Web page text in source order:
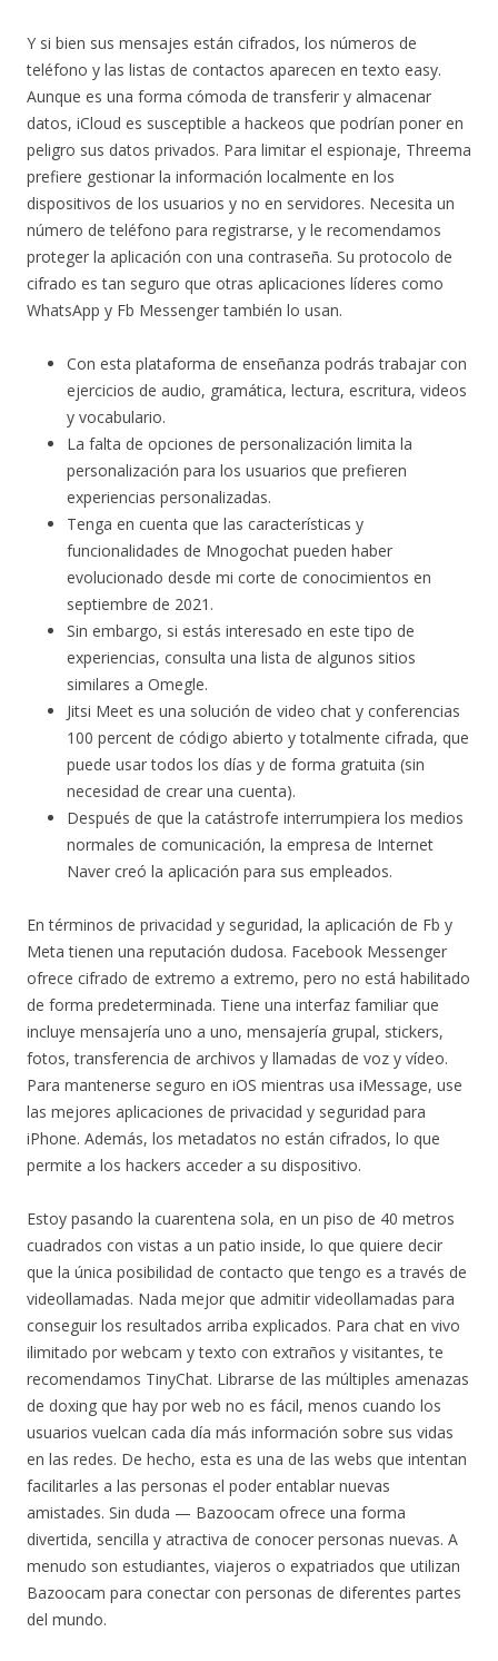
Y si bien sus mensajes están cifrados, los números de
teléfono y las listas de contactos aparecen en texto easy.
Aunque es una forma cómoda de transferir y almacenar
datos, iCloud es susceptible a hackeos que podrían poner en
peligro sus datos privados. Para limitar el espionaje, Threema
prefiere gestionar la información localmente en los
dispositivos de los usuarios y no en servidores. Necesita un
número de teléfono para registrarse, y le recomendamos
proteger la aplicación con una contraseña. Su protocolo de
cifrado es tan seguro que otras aplicaciones líderes como
WhatsApp y Fb Messenger también lo usan.
Con esta plataforma de enseñanza podrás trabajar con
ejercicios de audio, gramática, lectura, escritura, videos
y vocabulario.
La falta de opciones de personalización limita la
personalización para los usuarios que prefieren
experiencias personalizadas.
Tenga en cuenta que las características y
funcionalidades de Mnogochat pueden haber
evolucionado desde mi corte de conocimientos en
septiembre de 2021.
Sin embargo, si estás interesado en este tipo de
experiencias, consulta una lista de algunos sitios
similares a Omegle.
Jitsi Meet es una solución de video chat y conferencias
100 percent de código abierto y totalmente cifrada, que
puede usar todos los días y de forma gratuita (sin
necesidad de crear una cuenta).
Después de que la catástrofe interrumpiera los medios
normales de comunicación, la empresa de Internet
Naver creó la aplicación para sus empleados.
En términos de privacidad y seguridad, la aplicación de Fb y
Meta tienen una reputación dudosa. Facebook Messenger
ofrece cifrado de extremo a extremo, pero no está habilitado
de forma predeterminada. Tiene una interfaz familiar que
incluye mensajería uno a uno, mensajería grupal, stickers,
fotos, transferencia de archivos y llamadas de voz y vídeo.
Para mantenerse seguro en iOS mientras usa iMessage, use
las mejores aplicaciones de privacidad y seguridad para
iPhone. Además, los metadatos no están cifrados, lo que
permite a los hackers acceder a su dispositivo.
Estoy pasando la cuarentena sola, en un piso de 40 metros
cuadrados con vistas a un patio inside, lo que quiere decir
que la única posibilidad de contacto que tengo es a través de
videollamadas. Nada mejor que admitir videollamadas para
conseguir los resultados arriba explicados. Para chat en vivo
ilimitado por webcam y texto con extraños y visitantes, te
recomendamos TinyChat. Librarse de las múltiples amenazas
de doxing que hay por web no es fácil, menos cuando los
usuarios vuelcan cada día más información sobre sus vidas
en las redes. De hecho, esta es una de las webs que intentan
facilitarles a las personas el poder entablar nuevas
amistades. Sin duda — Bazoocam ofrece una forma
divertida, sencilla y atractiva de conocer personas nuevas. A
menudo son estudiantes, viajeros o expatriados que utilizan
Bazoocam para conectar con personas de diferentes partes
del mundo.